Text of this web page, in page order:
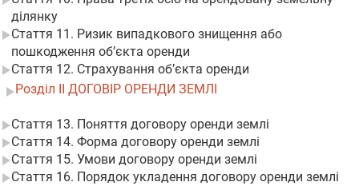
ділянку
Стаття 11. Ризик випадкового знищення або
пошкодження об’єкта оренди
Стаття 12. Страхування об’єкта оренди
Розділ II ДОГОВІР ОРЕНДИ ЗЕМЛІ
Стаття 13. Поняття договору оренди землі
Стаття 14. Форма договору оренди землі
Стаття 15. Умови договору оренди землі
Стаття 16. Порядок укладення договору оренди землі